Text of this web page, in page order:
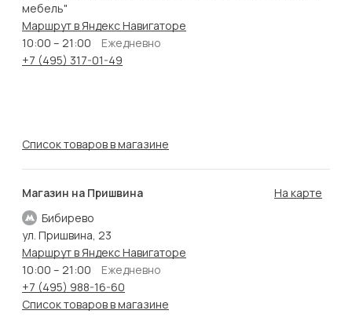
мебель"
Маршрут в Яндекс Навигаторе
10:00 – 21:00
Ежедневно
+7 (495) 317-01-49
Список товаров в магазине
Магазин на Пришвина
Бибирево
На карте
ул. Пришвина, 23
Маршрут в Яндекс Навигаторе
10:00 – 21:00
Ежедневно
+7 (495) 988-16-60
Список товаров в магазине